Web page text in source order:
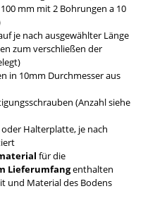
mm mit 2 Bohrungen a 10
je nach ausgewählter Länge
zum verschließen der
in 10mm Durchmesser aus
(Anzahl siehe
Halterplatte, je nach
für die
Lieferumfangenthalten
und Material des Bodens